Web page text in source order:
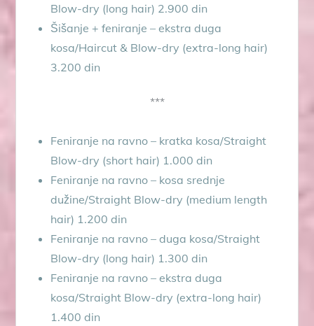
Blow-dry (long hair) 2.900 din
Šišanje + feniranje – ekstra duga
kosa/Haircut & Blow-dry (extra-long hair)
3.200 din
***
Feniranje na ravno – kratka kosa/Straight
Blow-dry (short hair) 1.000 din
Feniranje na ravno – kosa srednje
dužine/Straight Blow-dry (medium length
hair) 1.200 din
Feniranje na ravno – duga kosa/Straight
Blow-dry (long hair) 1.300 din
Feniranje na ravno – ekstra duga
kosa/Straight Blow-dry (extra-long hair)
1.400 din